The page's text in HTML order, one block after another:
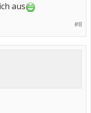
aus
#8